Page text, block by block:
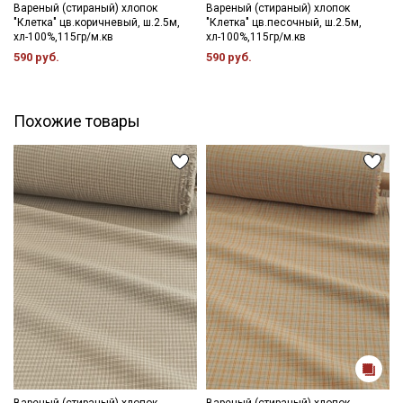
- сушить в расправленном, подвешенном состоянии (не
пересушивать).
Цветопередача может отличаться от оригинального цвета
Вареный (стираный) хлопок
"Клетка" цв.коричневый, ш.2.5м,
хл-100%,115гр/м.кв
590 руб.
Вареный (стираный) хлопок
"Клетка" цв.песочный, ш.2.5м,
хл-100%,115гр/м.кв
590 руб.
Похожие товары
Секретная рассылка от Купава